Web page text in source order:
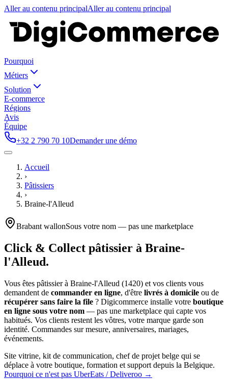
Aller au contenu principalAller au contenu principal
Pourquoi
Métiers
Solution
E-commerce
Régions
Avis
Équipe
+32 2 790 70 10Demander une démo
Accueil
›
Pâtissiers
›
Braine-l'Alleud
Brabant wallonSous votre nom — pas une marketplace
Click & Collect pâtissier à Braine-
l'Alleud.
Vous êtes pâtissierà Braine-l'Alleud (1420) et vos clients vous
demandent de commander en ligne, d'être livrés à domicile ou de
récupérer sans faire la file ? Digicommerce installe votre boutique
en ligne sous votre nom — pas une marketplace qui capte vos
habitués. Vos clients restent les vôtres, votre marque garde son
identité. Commandes sur mesure, anniversaires, mariages,
événements.
Site vitrine, kit de communication, chef de projet belge qui se
déplace à votre boutique, formation et support depuis la Belgique.
Pourquoi ce n'est pas UberEats / Deliveroo →